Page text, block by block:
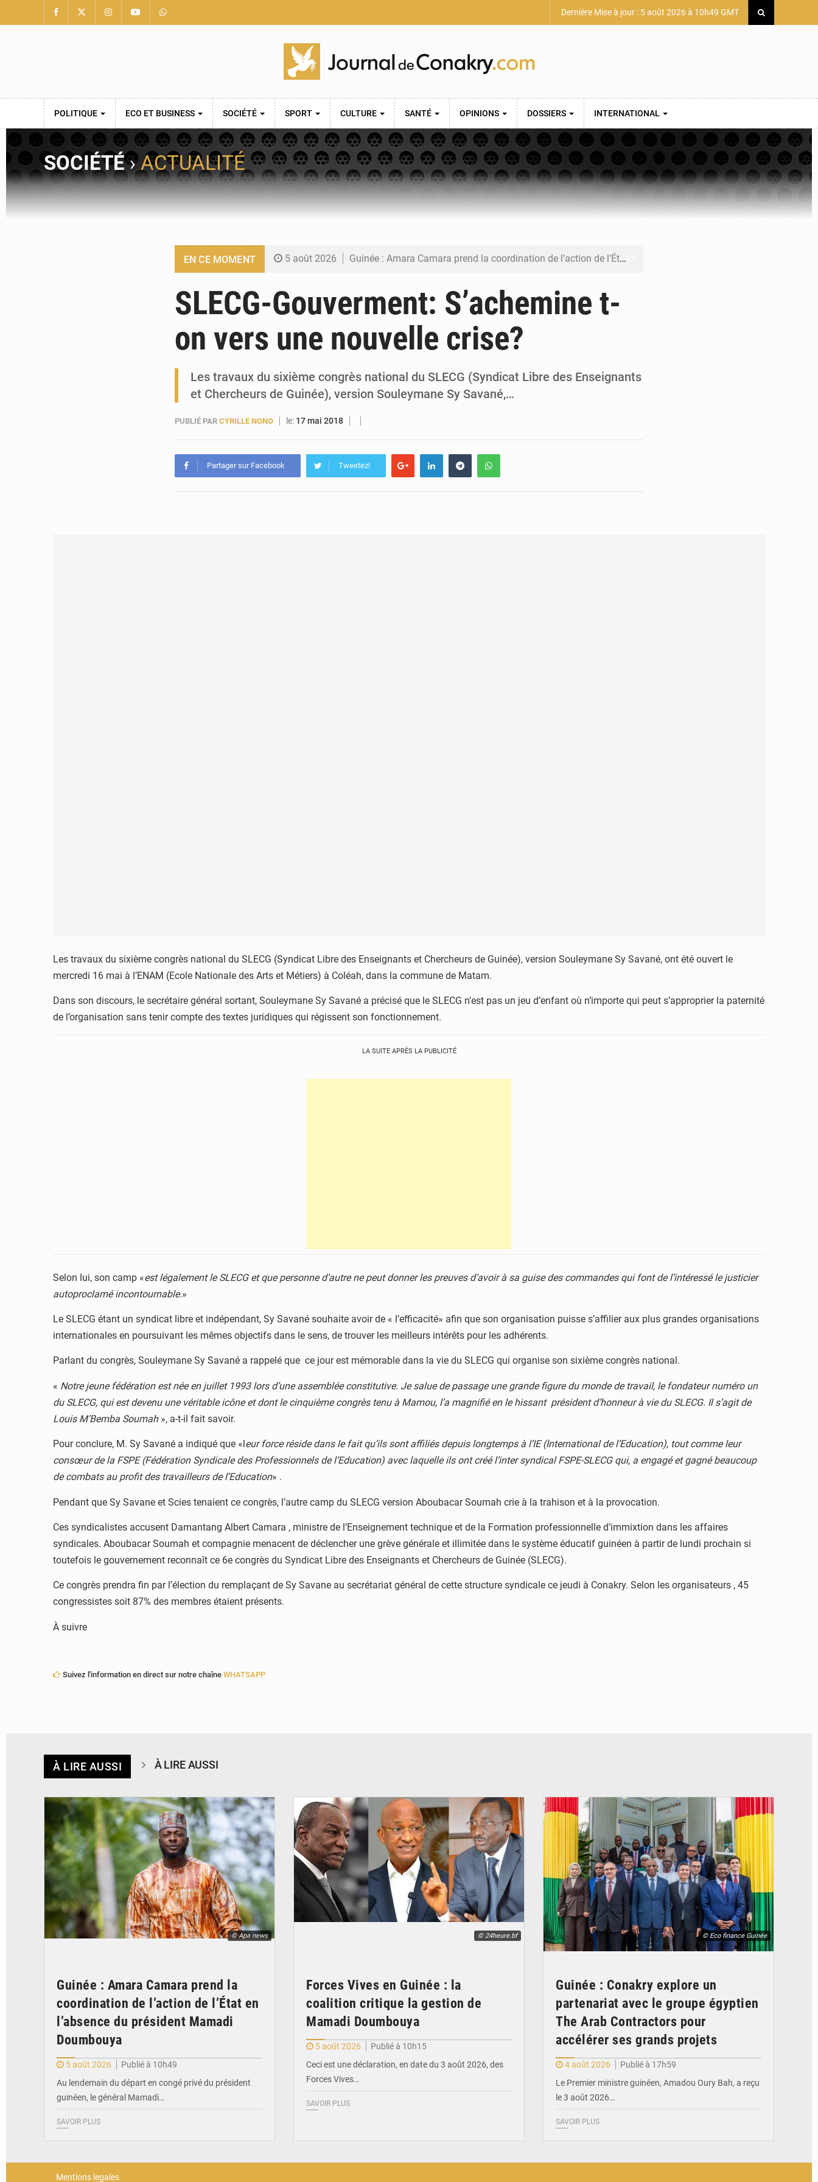
Dernière Mise à jour : 5 août 2026 à 10h49 GMT
POLITIQUE ECO ET BUSINESS SOCIÉTÉ SPORT CULTURE SANTÉ OPINIONS DOSSIERS INTERNATIONAL
SOCIÉTÉ›ACTUALITÉ
EN CE MOMENT 5 août 2026 Guinée : Amara Camara prend la coordination de l’action de l’État en l’absence du président Mamadi Doumbouya
4 août 2026 Guinée : Conakry explore un partenariat avec le groupe égyptien The Arab Contractors pour accélérer ses grands projets
4 août 2026 Guinée : l’Assemblée nationale valide d’importants financements pour les mines, l’énergie et les infrastructures
SLECG-Gouverment: S’achemine t-
on vers une nouvelle crise?
Les travaux du sixième congrès national du SLECG (Syndicat Libre des Enseignants
et Chercheurs de Guinée), version Souleymane Sy Savané,…
PUBLIÉ PAR CYRILLE NONO le: 17 mai 2018
Partager sur Facebook Tweetez!
Les travaux du sixième congrès national du SLECG (Syndicat Libre des Enseignants et Chercheurs de Guinée), version Souleymane Sy Savané, ont été ouvert le
mercredi 16 mai à l’ENAM (Ecole Nationale des Arts et Métiers) à Coléah, dans la commune de Matam.
Dans son discours, le secrétaire général sortant, Souleymane Sy Savané a précisé que le SLECG n’est pas un jeu d’enfant où n’importe qui peut s’approprier la paternité
de l’organisation sans tenir compte des textes juridiques qui régissent son fonctionnement.
LA SUITE APRÈS LA PUBLICITÉ
Selon lui, son camp «est légalement le SLECG et que personne d’autre ne peut donner les preuves d’avoir à sa guise des commandes qui font de l’intéressé le justicier
autoproclamé incontournable.»
Le SLECG étant un syndicat libre et indépendant, Sy Savané souhaite avoir de « l’efficacité» afin que son organisation puisse s’affilier aux plus grandes organisations
internationales en poursuivant les mêmes objectifs dans le sens, de trouver les meilleurs intérêts pour les adhérents.
Parlant du congrès, Souleymane Sy Savané a rappelé que ce jour est mémorable dans la vie du SLECG qui organise son sixième congrès national.
« Notre jeune fédération est née en juillet 1993 lors d’une assemblée constitutive. Je salue de passage une grande figure du monde de travail, le fondateur numéro un
du SLECG, qui est devenu une véritable icône et dont le cinquième congrès tenu à Mamou, l’a magnifié en le hissant président d’honneur à vie du SLECG. Il s’agit de
Louis M’Bemba Soumah», a-t-il fait savoir.
Pour conclure, M. Sy Savané a indiqué que «l eur force réside dans le fait qu’ils sont affiliés depuis longtemps à l’IE (International de l’Education), tout comme leur
consœur de la FSPE (Fédération Syndicale des Professionnels de l’Education) avec laquelle ils ont créé l’inter syndical FSPE-SLECG qui, a engagé et gagné beaucoup
de combats au profit des travailleurs de l’Education» .
Pendant que Sy Savane et Scies tenaient ce congrès, l’autre camp du SLECG version Aboubacar Soumah crie à la trahison et à la provocation.
Ces syndicalistes accusent Damantang Albert Camara , ministre de l’Enseignement technique et de la Formation professionnelle d’immixtion dans les affaires
syndicales. Aboubacar Soumah et compagnie menacent de déclencher une grève générale et illimitée dans le système éducatif guinéen à partir de lundi prochain si
toutefois le gouvernement reconnaît ce 6e congrès du Syndicat Libre des Enseignants et Chercheurs de Guinée (SLECG).
Ce congrès prendra fin par l’élection du remplaçant de Sy Savane au secrétariat général de cette structure syndicale ce jeudi à Conakry. Selon les organisateurs , 45
congressistes soit 87% des membres étaient présents.
À suivre
Suivez l'information en direct sur notre chaîne WHATSAPP
À LIRE AUSSI À LIRE AUSSI
© Apa news
Guinée : Amara Camara prend la
coordination de l’action de l’État en
l’absence du président Mamadi
Doumbouya
5 août 2026
Publié à 10h49
Au lendemain du départ en congé privé du président
guinéen, le général Mamadi…
SAVOIR PLUS
© 24heure.bf
Forces Vives en Guinée : la
coalition critique la gestion de
Mamadi Doumbouya
5 août 2026
Publié à 10h15
Ceci est une déclaration, en date du 3 août 2026, des
Forces Vives…
SAVOIR PLUS
© Eco finance Guinée
Guinée : Conakry explore un
partenariat avec le groupe égyptien
The Arab Contractors pour
accélérer ses grands projets
4 août 2026
Publié à 17h59
Le Premier ministre guinéen, Amadou Oury Bah, a reçu
le 3 août 2026…
SAVOIR PLUS
Mentions legales